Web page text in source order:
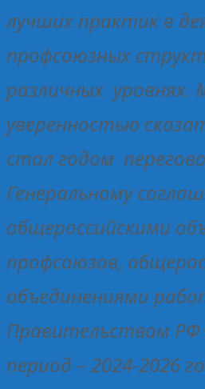
лучших практик в
профсоюзных
различных уровнях.
уверенностью
стал годом
Генеральному
общероссийскими
профсоюзов,
объединениями
Правительством РФ
период – 2024-2026